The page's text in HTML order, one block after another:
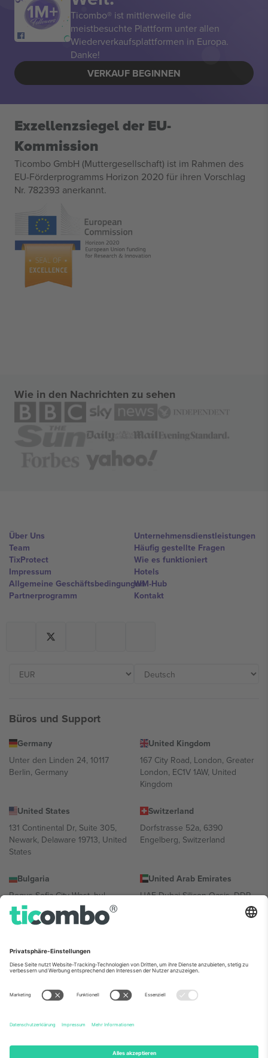
Ticombo® ist mittlerweile die
meistbesuchte Plattform unter allen
Wiederverkaufsplattformen in Europa.
Danke!
VERKAUF BEGINNEN
Exzellenzsiegel der EU-
Kommission
Ticombo GmbH (Muttergesellschaft) ist im Rahmen des
EU-Förderprogramms Horizon 2020 für ihren Vorschlag
Nr. 782393 anerkannt.
Wie in den Nachrichten zu sehen
Über Uns
Team
TixProtect
Impressum
Allgemeine Geschäftsbedingungen
Partnerprogramm
Unternehmensdienstleistungen
Häufig gestellte Fragen
Wie es funktioniert
Hotels
WM-Hub
Kontakt
Büros und Support
Germany
Unter den Linden 24, 10117
Berlin, Germany
United Kingdom
167 City Road, London, Greater
London, EC1V 1AW, United
Kingdom
United States
131 Continental Dr, Suite 305,
Newark, Delaware 19713, United
States
Switzerland
Dorfstrasse 52a, 6390
Engelberg, Switzerland
Bulgaria
Regus Sofia City West, bul
Totleben 53-55, 1606 Sofia,
Bulgaria
United Arab Emirates
UAE Dubai Silicon Oasis, DDP
Building A1, Office 302, Dubai,
Mexico
Av Chapultepec 360, Roma
Norte, Cuauhtémoc, 06700
Ciudad de México, CDMX,
Mexico
Die juristische Person des Plattformanbieters kann je nach
Informationen finden Sie auf der jeweiligen Veranstaltungsseite, im